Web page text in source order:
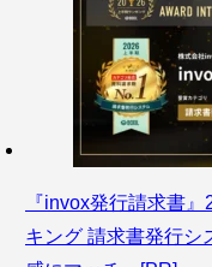
『invox発行請求書』
キング 請求書発行